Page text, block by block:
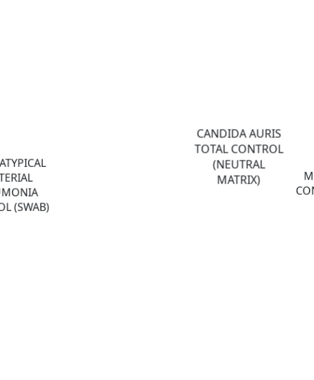
(SWAB)
CANDIDA AURIS
TOTAL CONTROL
(NEUTRAL
MATRIX)